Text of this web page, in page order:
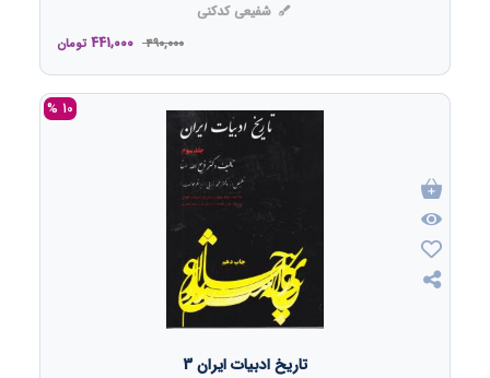
شفیعی کدکنی
490,000
441,000 تومان
10 %
تاریخ ادبیات ایران 3